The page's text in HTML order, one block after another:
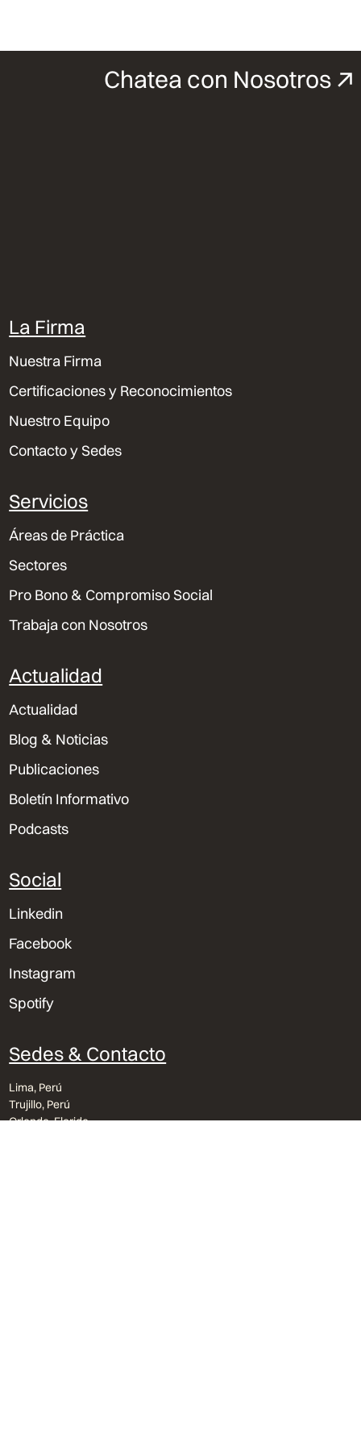
Chatea con Nosotros
La Firma
Nuestra Firma
Certificaciones y Reconocimientos
Nuestro Equipo
Contacto y Sedes
Servicios
Áreas de Práctica
Sectores
Pro Bono & Compromiso Social
Trabaja con Nosotros
Actualidad
Actualidad
Blog & Noticias
Publicaciones
Boletín Informativo
Podcasts
Social
Linkedin
Facebook
Instagram
Spotify
Sedes & Contacto
Lima, Perú
Trujillo, Perú
Orlando, Florida